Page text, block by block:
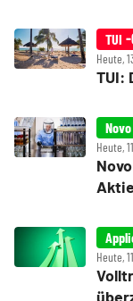
TUI
Heute,
TUI:
Heute,
Heute,